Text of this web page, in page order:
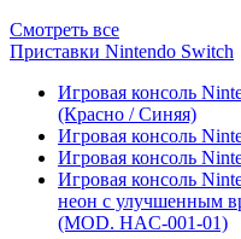
Смотреть все
Приставки Nintendo Switch
Игровая консоль
(Красно / Синяя)
Игровая консоль
Игровая консоль
Игровая консоль
неон с улучшенным
(MOD. HAC-001-01)